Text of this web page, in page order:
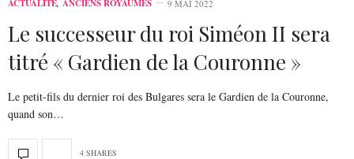
ACTUALITÉ, ANCIENS ROYAUMES 9 MAI 2022
Le successeur du roi Siméon II sera
titré « Gardien de la Couronne »
Le petit-fils du dernier roi des Bulgares sera le Gardien de la Couronne,
quand son…
4 SHARES